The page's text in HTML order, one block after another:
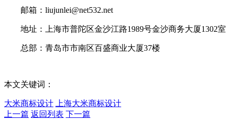
邮箱：liujunlei@net532.net
地址：上海市普陀区金沙江路1989号金沙商务大厦1302室
总部：青岛市市南区百盛商业大厦37楼
本文关键词：
大米商标设计
上海大米商标设计
上一篇 返回列表 下一篇